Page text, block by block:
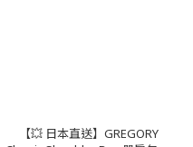
【💥 日本直送】GREGORY